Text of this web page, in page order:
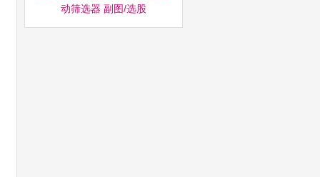
动筛选器‌ 副图/选股